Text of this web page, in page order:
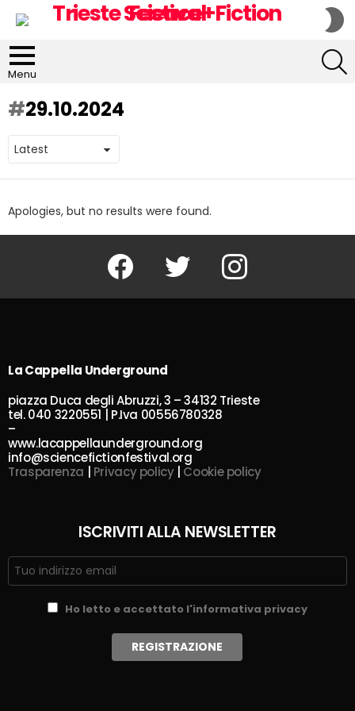
Menu
29.10.2024
Apologies, but no results were found.
Facebook Twitter Instagram
La Cappella Underground
piazza Duca degli Abruzzi, 3 – 34132 Trieste
tel. 040 3220551 | P.Iva 00556780328
–
www.lacappellaunderground.org
info@sciencefictionfestival.org
Trasparenza
Privacy policy| Cookie policy
ISCRIVITI ALLA NEWSLETTER
Ho letto e accettato l'informativa privacy